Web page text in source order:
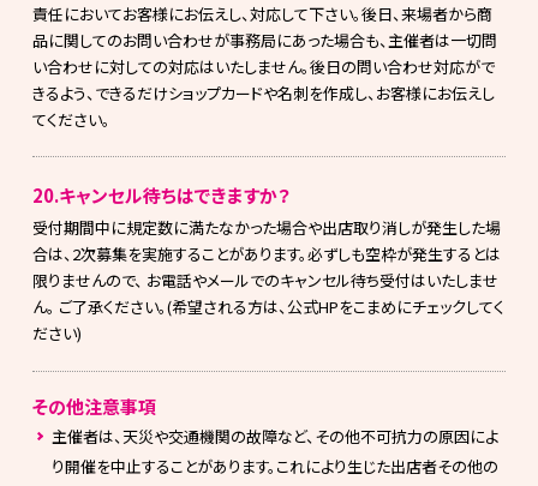
責任においてお客様にお伝えし、対応して下さい。後日、来場者から商
品に関してのお問い合わせが事務局にあった場合も、主催者は一切問
い合わせに対しての対応はいたしません。後日の問い合わせ対応がで
きるよう、できるだけショップカードや名刺を作成し、お客様にお伝えし
てください。
20.キャンセル待ちはできますか？
受付期間中に規定数に満たなかった場合や出店取り消しが発生した場
合は、2次募集を実施することがあります。必ずしも空枠が発生するとは
限りませんので、 お電話やメールでのキャンセル待ち受付はいたしませ
ん。 ご了承ください。(希望される方は、公式HPをこまめにチェックしてく
ださい)
その他注意事項
主催者は、天災や交通機関の故障など、その他不可抗力の原因によ
り開催を中止することがあります。これにより生じた出店者その他の